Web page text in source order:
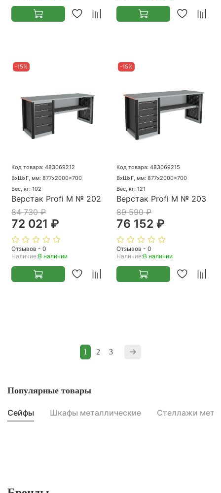
-15%
Код товара: 483069212
ВхШхГ, мм: 877x2000x700
Вес, кг: 102
Верстак Profi M № 202
84 730 ₽
72 021 ₽
Отзывов - 0
Наличие:В наличии
-15%
Код товара: 483069215
ВхШхГ, мм: 877x2000x700
Вес, кг: 121
Верстак Profi M № 203
89 590 ₽
76 152 ₽
Отзывов - 0
Наличие:В наличии
1 2 3
Популярные товары
Сейфы Шкафы металлические Стеллажи